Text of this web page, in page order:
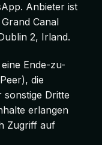
Anbieter ist
Canal
2, Irland.
Ende-zu-
die
Dritte
erlangen
Zugriff auf